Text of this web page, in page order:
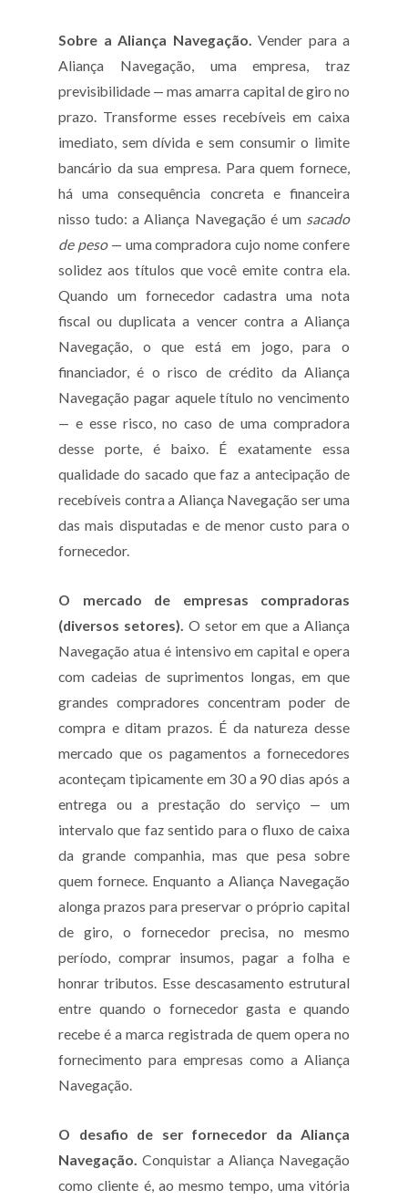
Sobre a Aliança Navegação. Vender para a
Aliança Navegação, uma empresa, traz
previsibilidade — mas amarra capital de giro no
prazo. Transforme esses recebíveis em caixa
imediato, sem dívida e sem consumir o limite
bancário da sua empresa. Para quem fornece,
há uma consequência concreta e financeira
nisso tudo: a Aliança Navegação é um sacado
de peso— uma compradora cujo nome confere
solidez aos títulos que você emite contra ela.
Quando um fornecedor cadastra uma nota
fiscal ou duplicata a vencer contra a Aliança
Navegação, o que está em jogo, para o
financiador, é o risco de crédito da Aliança
Navegação pagar aquele título no vencimento
— e esse risco, no caso de uma compradora
desse porte, é baixo. É exatamente essa
qualidade do sacado que faz a antecipação de
recebíveis contra a Aliança Navegação ser uma
das mais disputadas e de menor custo para o
fornecedor.
O mercado de empresas compradoras
(diversos setores). O setor em que a Aliança
Navegação atua é intensivo em capital e opera
com cadeias de suprimentos longas, em que
grandes compradores concentram poder de
compra e ditam prazos. É da natureza desse
mercado que os pagamentos a fornecedores
aconteçam tipicamente em 30 a 90 dias após a
entrega ou a prestação do serviço — um
intervalo que faz sentido para o fluxo de caixa
da grande companhia, mas que pesa sobre
quem fornece. Enquanto a Aliança Navegação
alonga prazos para preservar o próprio capital
de giro, o fornecedor precisa, no mesmo
período, comprar insumos, pagar a folha e
honrar tributos. Esse descasamento estrutural
entre quando o fornecedor gasta e quando
recebe é a marca registrada de quem opera no
fornecimento para empresas como a Aliança
Navegação.
O desafio de ser fornecedor da Aliança
Navegação. Conquistar a Aliança Navegação
como cliente é, ao mesmo tempo, uma vitória